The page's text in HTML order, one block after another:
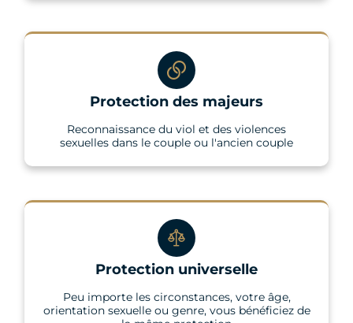
Protection des majeurs
Reconnaissance du viol et des violences
sexuelles dans le couple ou l'ancien couple
Protection universelle
Peu importe les circonstances, votre âge,
orientation sexuelle ou genre, vous bénéficiez de